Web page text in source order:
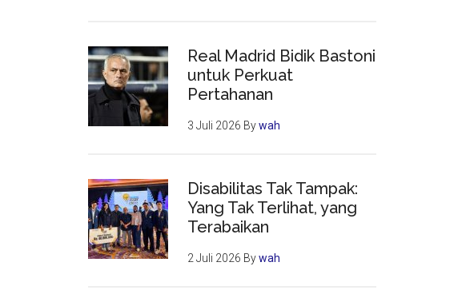
Real Madrid Bidik Bastoni
untuk Perkuat
Pertahanan
3 Juli 2026 Bywah
Disabilitas Tak Tampak:
Yang Tak Terlihat, yang
Terabaikan
2 Juli 2026 Bywah